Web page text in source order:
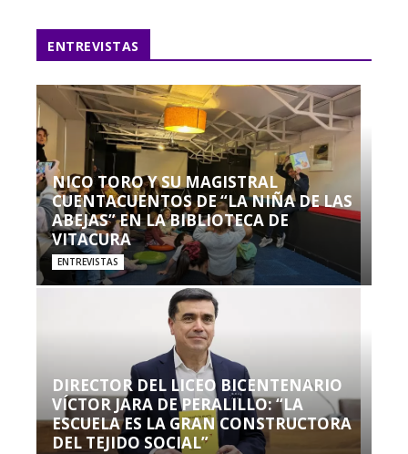
ENTREVISTAS
NICO TORO Y SU MAGISTRAL
CUENTACUENTOS DE “LA NIÑA DE LAS
ABEJAS” EN LA BIBLIOTECA DE
VITACURA
ENTREVISTAS
DIRECTOR DEL LICEO BICENTENARIO
VÍCTOR JARA DE PERALILLO: “LA
ESCUELA ES LA GRAN CONSTRUCTORA
DEL TEJIDO SOCIAL”